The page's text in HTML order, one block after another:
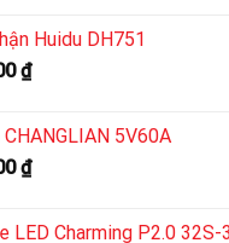
Huidu DH751
₫
CHANGLIAN 5V60A
₫
LED Charming P2.0